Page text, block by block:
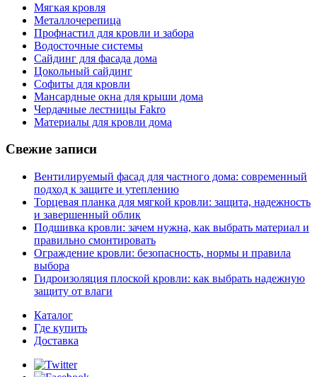
Мягкая кровля
Металлочерепица
Профнастил для кровли и забора
Водосточные системы
Сайдинг для фасада дома
Цокольный сайдинг
Софиты для кровли
Мансардные окна для крыши дома
Чердачные лестницы Fakro
Материалы для кровли дома
Свежие записи
Вентилируемый фасад для частного дома: современный
подход к защите и утеплению
Торцевая планка для мягкой кровли: защита, надежность
и завершенный облик
Подшивка кровли: зачем нужна, как выбрать материал и
правильно смонтировать
Ограждение кровли: безопасность, нормы и правила
выбора
Гидроизоляция плоской кровли: как выбрать надежную
защиту от влаги
Каталог
Где купить
Доставка